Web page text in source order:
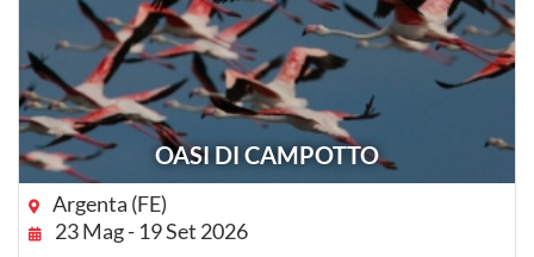
OASI DI CAMPOTTO
Argenta (FE)
23 Mag - 19 Set 2026